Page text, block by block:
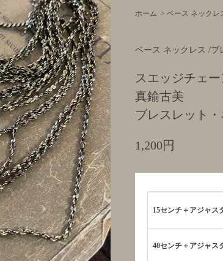
ホーム > ベース ネックレ
ベース ネックレス /ブ
スエッジチェ
真鍮古美
ブレスレット
1,200円
15センチ＋アジャス
40センチ＋アジャス